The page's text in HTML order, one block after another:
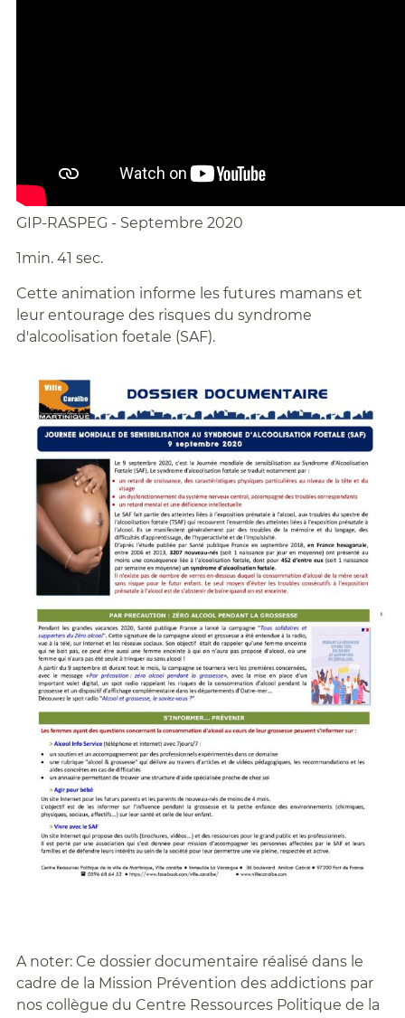
GIP-RASPEG - Septembre 2020
1min. 41 sec.
Cette animation informe les futures mamans et
leur entourage des risques du syndrome
d'alcoolisation foetale (SAF).
A noter: Ce dossier documentaire réalisé dans le
cadre de la Mission Prévention des addictions par
nos collègue du Centre Ressources Politique de la